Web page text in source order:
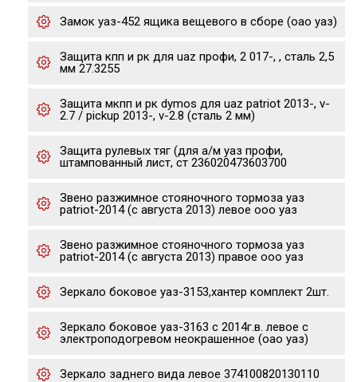
Замок уаз-452 ящика вещевого в сборе (оао уаз)
Защита кпп и рк для uaz профи, 2 017-, , сталь 2,5
мм 27.3255
Защита мкпп и рк dymos для uaz patriot 2013-, v-
2.7 / pickup 2013-, v-2.8 (сталь 2 мм)
Защита рулевых тяг (для а/м уаз профи,
штампованный лист, ст 236020473603700
Звено разжимное стояночного тормоза уаз
patriot-2014 (с августа 2013) левое ооо уаз
Звено разжимное стояночного тормоза уаз
patriot-2014 (с августа 2013) правое ооо уаз
Зеркало боковое уаз-3153,хантер комплект 2шт.
Зеркало боковое уаз-3163 с 2014г.в. левое с
электроподогревом неокрашенное (оао уаз)
Зеркало заднего вида левое 374100820130110